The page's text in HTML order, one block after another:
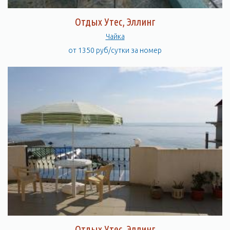
представляется прелестной мозаикой: вершины сосен,
кедров, кипарисов и других хвойных пород красочно
чередуются, с разными по форме и величине вершинами
расстилаются зонтообразные верхушки сосны итальянской.
По периферии парк окаймлен садовой дорогой, с отходящими
от нее ответвлениями. В восточной части парка имеется
большой стадион, обсаженный группами сосны алеппской,
судакской и итальянской, кипарисами и другими породами и
оформленный скульптурами. Советуем Вам прогуляться по
красивой кипарисовой аллее у восточной границы парка. На
протяжении 130 метров она обсажена мощными деревьями и
выходит к морю. Прямо из парка Вы можете выйти на пляж,
откуда открывается возможность взглянуть на мыс, с
которого Вы только что спустились, снизу вверх. Бухта, в
которой расположены пляжи, очень тихая и уютная. Вход в
Отдых Утес, Эллинг
Чайка
от 1350 руб/сутки за номер